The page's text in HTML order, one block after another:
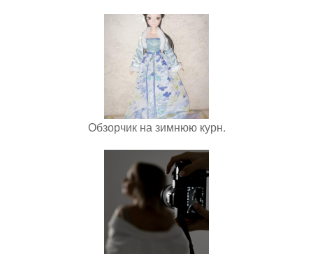
Обзорчик на зимнюю курн.